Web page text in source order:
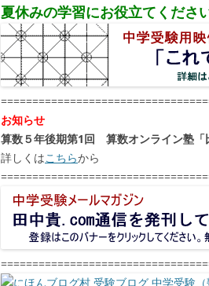
夏休みの学習にお役立てください
お知らせ
算数５年後期第1回 算数オンライン塾「
詳しくはこちらから